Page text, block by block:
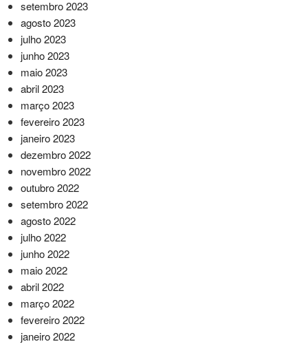
setembro 2023
agosto 2023
julho 2023
junho 2023
maio 2023
abril 2023
março 2023
fevereiro 2023
janeiro 2023
dezembro 2022
novembro 2022
outubro 2022
setembro 2022
agosto 2022
julho 2022
junho 2022
maio 2022
abril 2022
março 2022
fevereiro 2022
janeiro 2022